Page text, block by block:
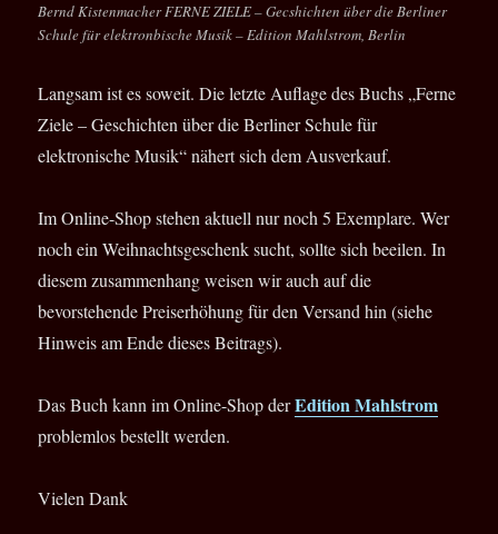
Bernd Kistenmacher FERNE ZIELE – Gecshichten über die Berliner
Schule für elektronbische Musik – Edition Mahlstrom, Berlin
Langsam ist es soweit. Die letzte Auflage des Buchs „Ferne
Ziele – Geschichten über die Berliner Schule für
elektronische Musik“ nähert sich dem Ausverkauf.
Im Online-Shop stehen aktuell nur noch 5 Exemplare. Wer
noch ein Weihnachtsgeschenk sucht, sollte sich beeilen. In
diesem zusammenhang weisen wir auch auf die
bevorstehende Preiserhöhung für den Versand hin (siehe
Hinweis am Ende dieses Beitrags).
Das Buch kann im Online-Shop derEdition Mahlstrom
problemlos bestellt werden.
Vielen Dank